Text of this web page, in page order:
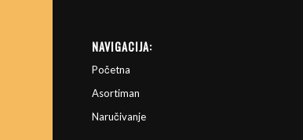
NAVIGACIJA:
Početna
Asortiman
Naručivanje